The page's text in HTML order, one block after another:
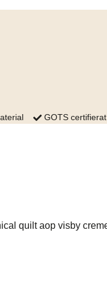
GOTS certifierat